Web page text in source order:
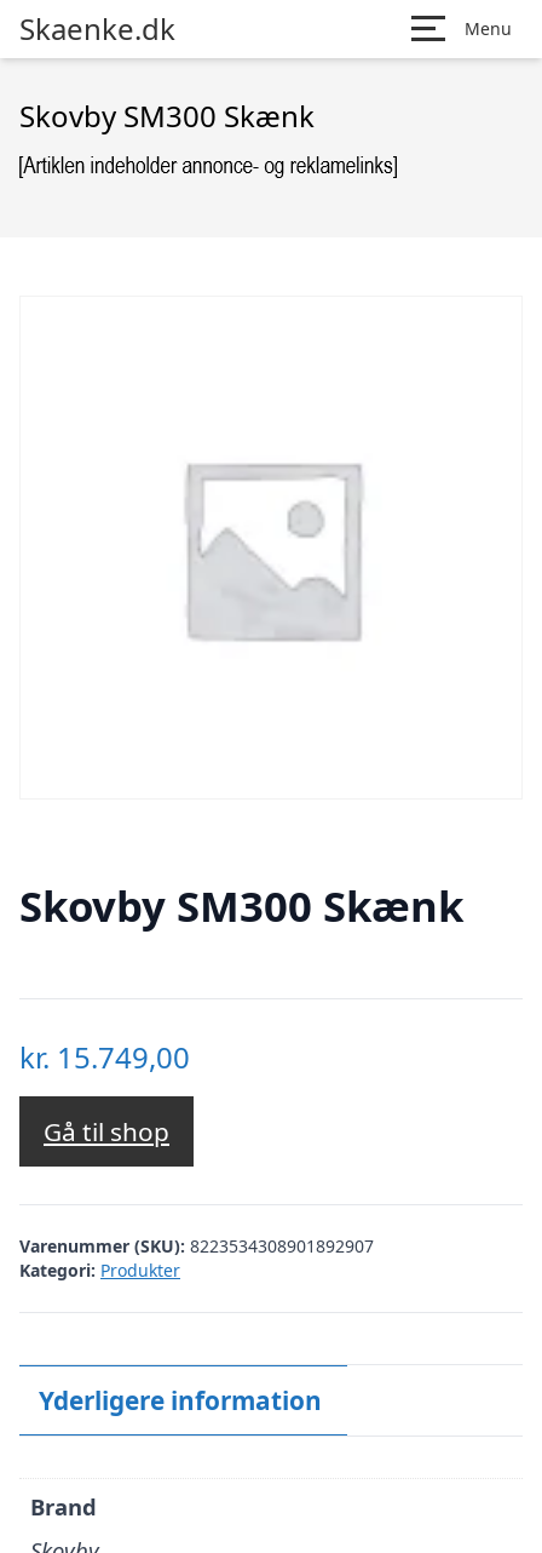
Skaenke.dk Menu
Skovby SM300 Skænk
Skovby SM300 Skænk
kr. 15.749,00
Gå til shop
Varenummer (SKU): 8223534308901892907
Kategori: Produkter
Yderligere information
Brand